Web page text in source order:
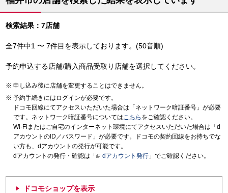
検索結果：7店舗
全7件中1 〜 7件目を表示しております。(50音順)
予約申込する店舗/購入商品受取り店舗を選択してください。
申し込み後に店舗を変更することはできません。
予約手続きにはログインが必要です。
ドコモ回線にてアクセスいただいた場合は「ネットワーク暗証番号」が必要
です。ネットワーク暗証番号についてはこちら をご確認ください。
Wi-Fiまたはご自宅のインターネット環境にてアクセスいただいた場合は「d
アカウントのID／パスワード」が必要です。ドコモの契約回線をお持ちでな
い方も、dアカウントの発行が可能です。
dアカウントの発行・確認は「
dアカウント発行 」でご確認ください。
ドコモショップを表示